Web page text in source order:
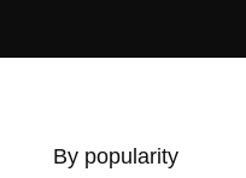
By popularity